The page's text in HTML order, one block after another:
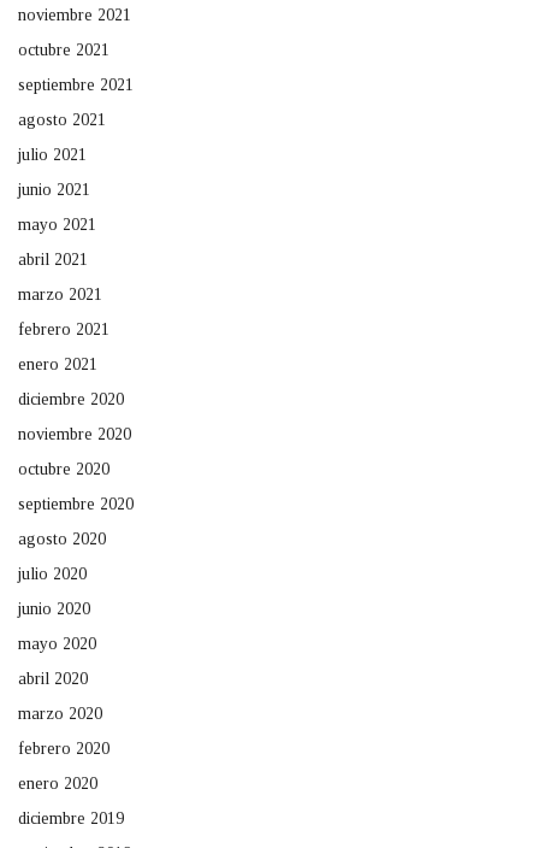
noviembre 2021
octubre 2021
septiembre 2021
agosto 2021
julio 2021
junio 2021
mayo 2021
abril 2021
marzo 2021
febrero 2021
enero 2021
diciembre 2020
noviembre 2020
octubre 2020
septiembre 2020
agosto 2020
julio 2020
junio 2020
mayo 2020
abril 2020
marzo 2020
febrero 2020
enero 2020
diciembre 2019